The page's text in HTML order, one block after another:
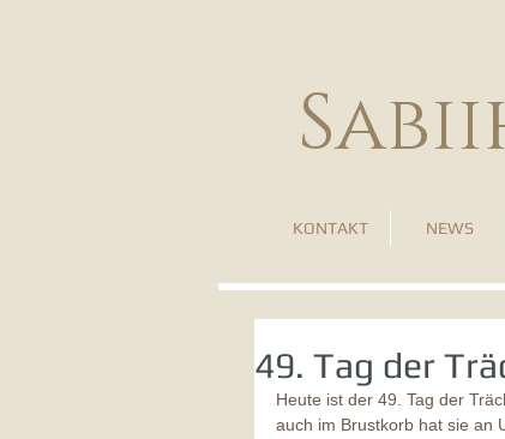
KONTAKT NEWS
49. Tag der
Heute ist der 49. Tag der
auch im Brustkorb hat sie an